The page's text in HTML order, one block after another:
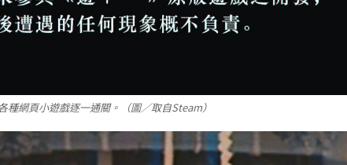
種網頁小遊戲逐一通關。（圖／取自Steam）